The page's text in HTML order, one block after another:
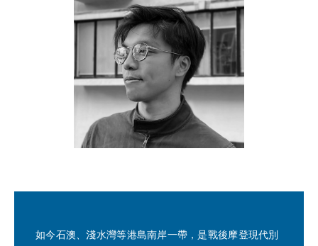
如今石澳、淺水灣等港島南岸一帶，是戰後摩登現代別